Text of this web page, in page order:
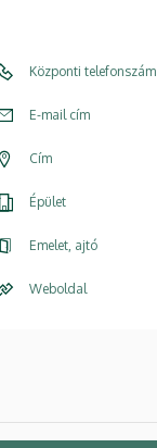
Központi telefonszám
E-mail cím
Cím
Épület
Emelet, ajtó
Weboldal